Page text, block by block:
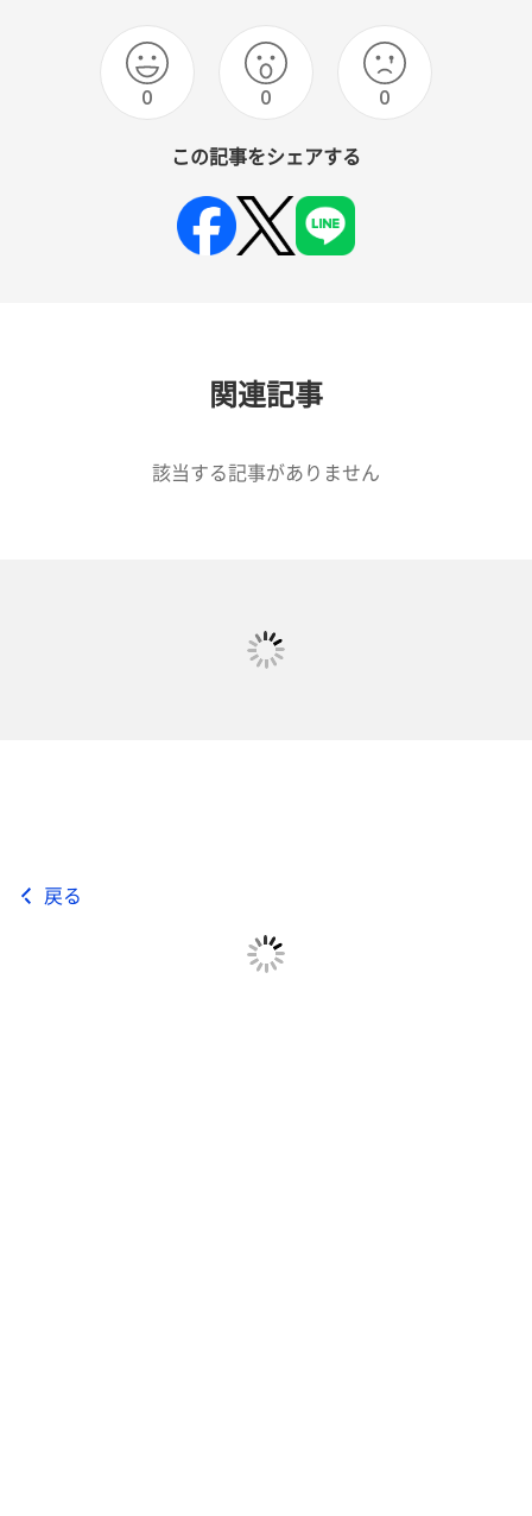
0 0 0
この記事をシェアする
関連記事
該当する記事がありません
戻る